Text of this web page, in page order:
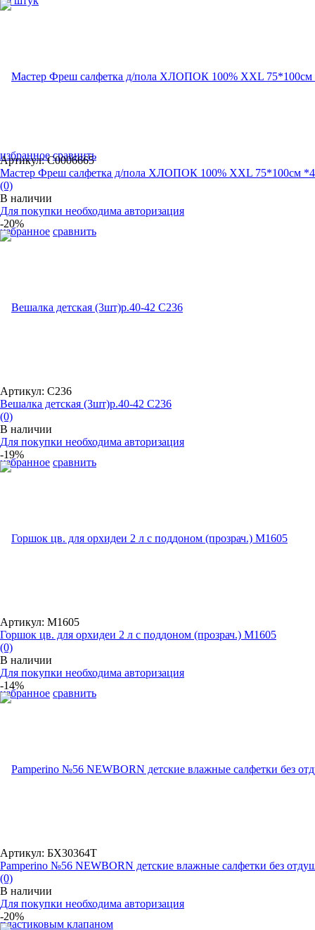
избранное сравнить
избранное сравнить
Артикул: С0006665
Мастер Фреш салфетка д/пола ХЛОПОК 100% XXL 75*100см
(0)
В наличии
Для покупки необходима авторизация
-20%
избранное сравнить
Артикул: С236
Вешалка детская (3шт)р.40-42 С236
(0)
В наличии
Для покупки необходима авторизация
-19%
избранное сравнить
Артикул: М1605
Горшок цв. для орхидеи 2 л с поддоном (прозрач.) М1605
(0)
В наличии
Для покупки необходима авторизация
-14%
Артикул: БХ30364Т
Pamperino №56 NEWBORN детские влажные салфетки без
(0)
В наличии
Для покупки необходима авторизация
-20%